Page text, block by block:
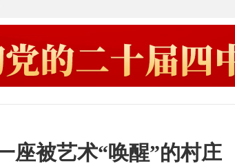
座被艺术“唤醒”的村庄